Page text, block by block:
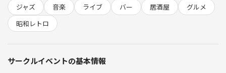
・喫煙可能店です （会の参加者は禁煙でお願いします）
・他席のお客様が喫煙される可能性がありますので、気になる方はご注
意ください
5000円(2時間飲み放題付き)
ジャズ
音楽 ライブ バー 居酒屋
グルメ
昭和レトロ
サークルイベントの基本情報